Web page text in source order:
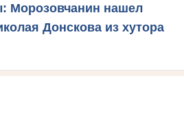
Морозовчанин нашел
Донскова из хутора